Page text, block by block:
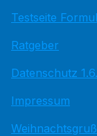
Testseite
Ratgeber
Datenschutz
Impressum